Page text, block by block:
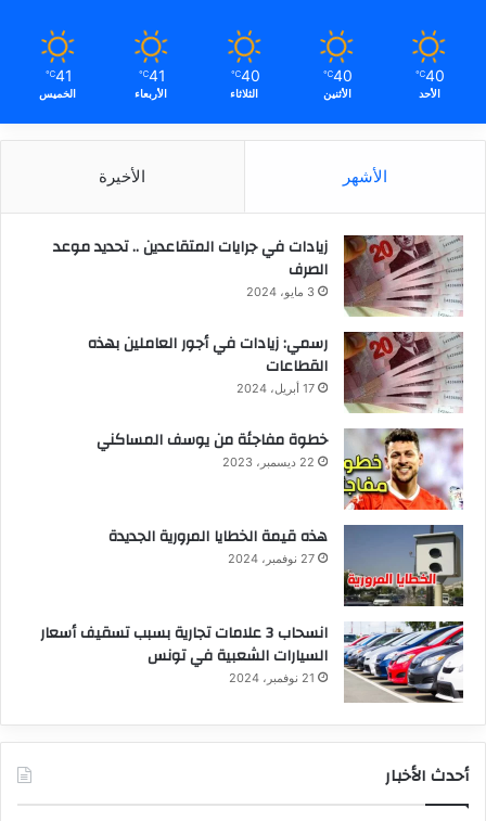
40
℃
الأحد
40
℃
الأثنين
40
℃
الثلاثاء
41
℃
الأربعاء
41
℃
الخميس
الأشهر الأخيرة
زيادات في جرايات المتقاعدين .. تحديد موعد
الصرف
3 مايو، 2024
رسمي: زيادات في أجور العاملين بهذه
القطاعات
17 أبريل، 2024
خطوة مفاجئة من يوسف المساكني
22 ديسمبر، 2023
هذه قيمة الخطايا المرورية الجديدة
27 نوفمبر، 2024
انسحاب 3 علامات تجارية بسبب تسقيف أسعار
السيارات الشعبية في تونس
21 نوفمبر، 2024
أحدث الأخبار